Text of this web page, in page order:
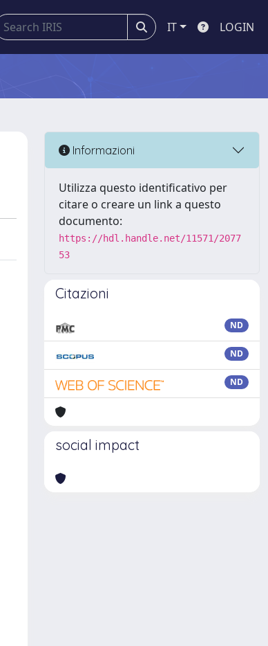
IT LOGIN
Informazioni
Utilizza questo identificativo per
citare o creare un link a questo
documento:
https://hdl.handle.net/11571/2077
53
Citazioni
ND
ND
ND
social impact